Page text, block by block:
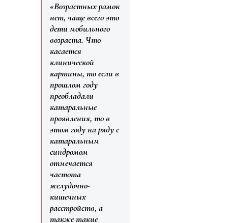
«Возрастных рамок
нет, чаще всего это
дети мобильного
возраста. Что
касается
клинической
картины, то если в
прошлом году
преобладали
катаральные
проявления, то в
этом году на ряду с
катаральным
синдромом
отмечается
частота
желудочно-
кишечных
расстройств, а
также такие